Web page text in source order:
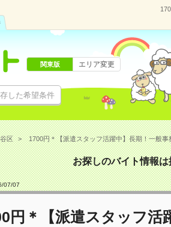
した希望条件
関東版 エリア変更
区 1700円＊【派遣スタッフ活躍中】長期！一般
お探しのバイト情報
/07/07
円＊【派遣スタッフ活